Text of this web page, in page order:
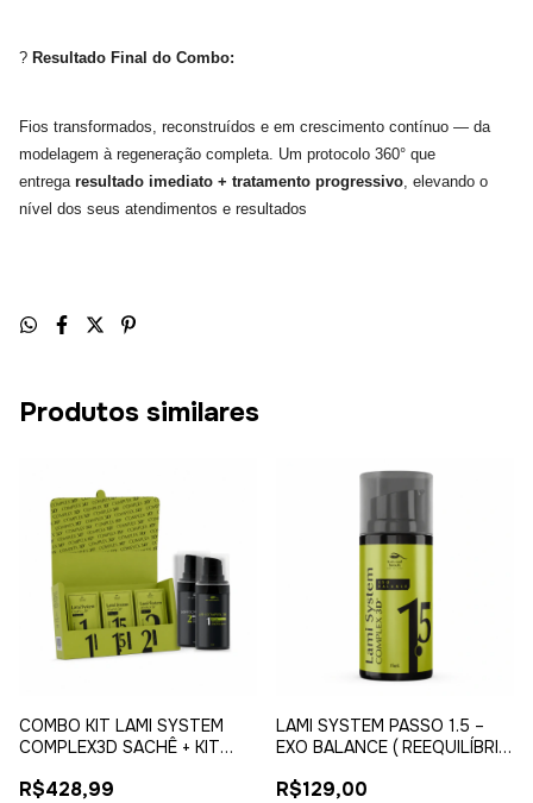
? Resultado Final do Combo:
Fios transformados, reconstruídos e em crescimento contínuo — da
modelagem à regeneração completa. Um protocolo 360° que
entrega resultado imediato + tratamento progressivo, elevando o
nível dos seus atendimentos e resultados
Produtos similares
COMBO KIT LAMI SYSTEM
COMPLEX3D SACHÊ + KIT
R$428,99
LAMI SYSTEM PASSO 1.5 –
EXO BALANCE ( REEQUILÍBRIO
R$129,00